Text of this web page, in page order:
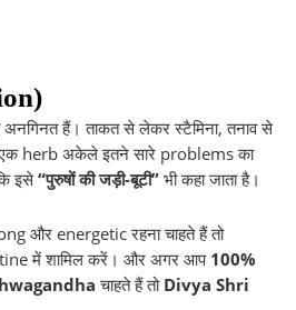
अनगिनत हैं। ताकत से लेकर स्टैमिना, तनाव से
herb अकेले इतने सारे problems का
इसे“पुरुषों की जड़ी-बूटी” भी कहा जाता है।
और energetic रहना चाहते हैं तो
में शामिल करें। और अगर आप 100%
चाहते हैं तो Divya Shri